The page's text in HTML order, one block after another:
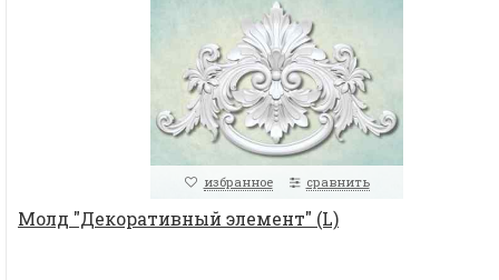
избранное сравнить
Молд "Декоративный элемент" (L)